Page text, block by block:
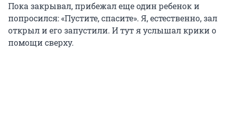
Пока закрывал, прибежал еще один ребенок и
попросился: «Пустите, спасите». Я, естественно, зал
открыл и его запустили. И тут я услышал крики о
помощи сверху.